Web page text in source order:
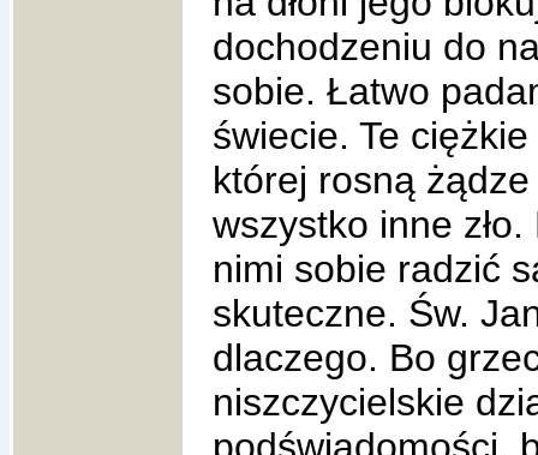
dochodzeniu do
sobie. Łatwo
świecie. Te
której rosną
wszystko inne zło.
nimi sobie radzić
skuteczne. Św.
dlaczego. Bo
niszczycielskie